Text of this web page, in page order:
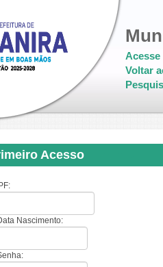
Acesse
Voltar
Acesso
Nascimento: